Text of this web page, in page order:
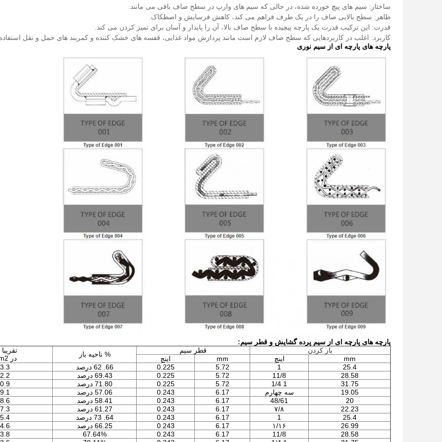
ساختار: سیم های پیچ خورده شده، در حالی که سیم های وارپ در سطح صاف باقی می مانند.
ظاهر: سطح بالایی صاف را در یک طرف فراهم می کند، کاهش فرسایش و اصطکاک.
قدرت: این ترکیب قدرت یک پارچه پیچیده با سطح صاف بالا، آن را پایدار و آسان برای تمیز کردن می کند.
کاربرد: اغلب در کاربردهایی که سطح صاف لازم است مانند پردازش مواد غذایی، قفسه های خشک کننده و کمربند های حمل و نقل
پارچه های پارچه ای از سیم نوری
پارچه های پارچه ای از سیم پرده گشایش و قطر سیم:
باز کردن
قطر سیم % ناحیه باز
در kg/m2
mm اینچ mm
اینچ
25.4
1
5.72
0.225 66. 62 درصد
28.58
11/8
5.72
0.225 69.43 درصد
31.75
1 1/4
5.72
0.225 71.80 درصد
19.05
سه چهارم 6.17
0.243 57.06 درصد
20
48/61
6.17
0.243 58.41 درصد
22.23
۷/۸ 6.17
0.243 61.27 درصد
25.4
1
6.17
0.243 64. 73 درصد
26.99
۱/۱۶ 6.17
0.243 66.25 درصد
28.58
11/8
6.17
0.243
67.64%